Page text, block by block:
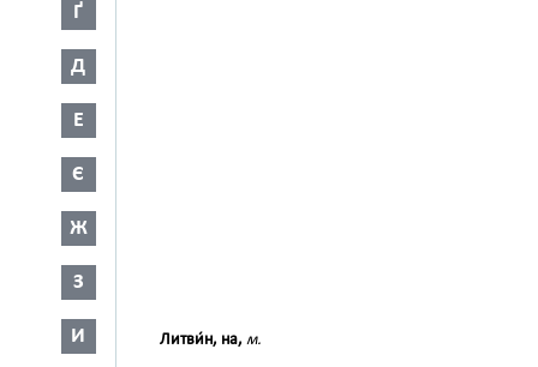
Ґ
Д
Е
Є
Ж
З
И Литви́н, на, м.